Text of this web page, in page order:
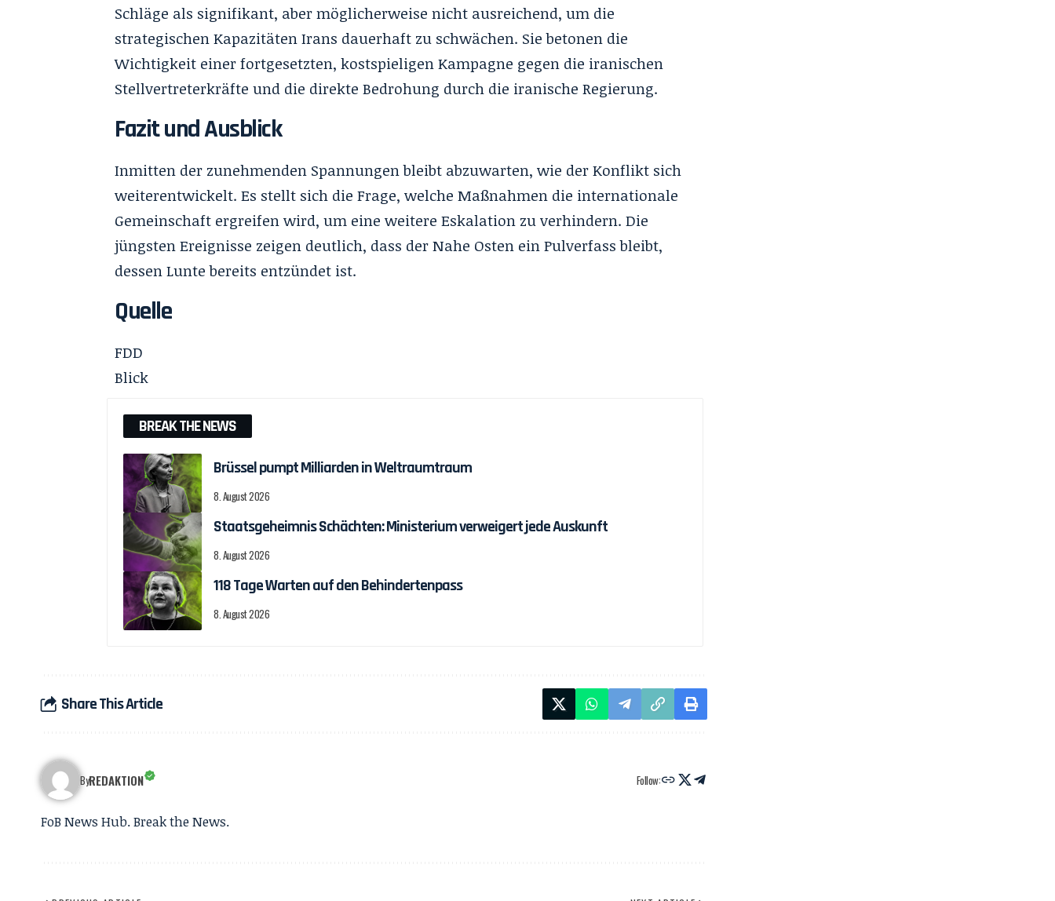
Schläge als signifikant, aber möglicherweise nicht ausreichend, um die
strategischen Kapazitäten Irans dauerhaft zu schwächen. Sie betonen die
Wichtigkeit einer fortgesetzten, kostspieligen Kampagne gegen die iranischen
Stellvertreterkräfte und die direkte Bedrohung durch die iranische Regierung.
Fazit und Ausblick
Inmitten der zunehmenden Spannungen bleibt abzuwarten, wie der Konflikt sich
weiterentwickelt. Es stellt sich die Frage, welche Maßnahmen die internationale
Gemeinschaft ergreifen wird, um eine weitere Eskalation zu verhindern. Die
jüngsten Ereignisse zeigen deutlich, dass der Nahe Osten ein Pulverfass bleibt,
dessen Lunte bereits entzündet ist.
Quelle
FDD
Blick
BREAK THE NEWS
Brüssel pumpt Milliarden in Weltraumtraum
8. August 2026
Staatsgeheimnis Schächten: Ministerium verweigert jede Auskunft
8. August 2026
118 Tage Warten auf den Behindertenpass
8. August 2026
Share This Article
ByREDAKTION Follow:
FoB News Hub. Break the News.